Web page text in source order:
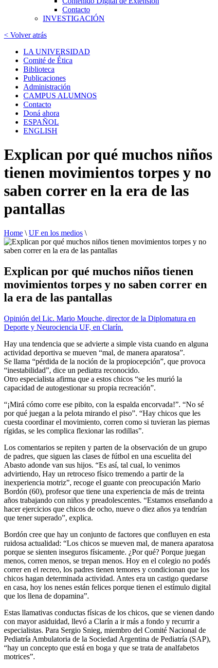
Contacto
INVESTIGACIÓN
< Volver atrás
LA UNIVERSIDAD
Comité de Ética
Biblioteca
Publicaciones
Administración
CAMPUS ALUMNOS
Contacto
Doná ahora
ESPAÑOL
ENGLISH
Explican por qué muchos niños
tienen movimientos torpes y no
saben correr en la era de las
pantallas
Home \ UF en los medios \
Explican por qué muchos niños tienen
movimientos torpes y no saben correr en
la era de las pantallas
Opinión del Lic. Mario Mouche, director de la Diplomatura en
Deporte y Neurociencia UF, en Clarín.
Hay una tendencia que se advierte a simple vista cuando en alguna
actividad deportiva se mueven “mal, de manera aparatosa”.
Se llama “pérdida de la noción de la propiocepción”, que provoca
“inestabilidad”, dice un pediatra reconocido.
Otro especialista afirma que a estos chicos “se les murió la
capacidad de autogestionar su propia recreación”.
“¡Mirá cómo corre ese pibito, con la espalda encorvada!”. “No sé
por qué juegan a la pelota mirando el piso”. “Hay chicos que les
cuesta coordinar el movimiento, corren como si tuvieran las piernas
rígidas, se les complica flexionar las rodillas”.
Los comentarios se repiten y parten de la observación de un grupo
de padres, que siguen las clases de fútbol en una escuelita del
Abasto adonde van sus hijos. “Es así, tal cual, lo venimos
advirtiendo, Hay un retroceso físico tremendo a partir de la
inexperiencia motriz”, recoge el guante con preocupación Mario
Bordón (60), profesor que tiene una experiencia de más de treinta
años trabajando con niños y preadolescentes. “Estamos enseñando a
hacer ejercicios que chicos de ocho, nueve o diez años ya tendrían
que tener superado”, explica.
Bordón cree que hay un conjunto de factores que confluyen en esta
ruidosa actualidad: “Los chicos se mueven mal, de manera aparatosa
porque se sienten inseguros físicamente. ¿Por qué? Porque juegan
menos, corren menos, se trepan menos. Hoy en el colegio no podés
correr en el recreo, los padres tienen temores y condicionan que los
chicos hagan determinada actividad. Antes era un castigo quedarse
en casa, hoy los nenes están felices porque tienen el estímulo digital
que los llena de dopamina”.
Estas llamativas conductas físicas de los chicos, que se vienen dando
con mayor asiduidad, llevó a Clarín a ir más a fondo y recurrir a
especialistas. Para Sergio Snieg, miembro del Comité Nacional de
Pediatría Ambulatoria de la Sociedad Argentina de Pediatría (SAP),
“hay un concepto que está en boga y que se trata de analfabetos
motrices”.